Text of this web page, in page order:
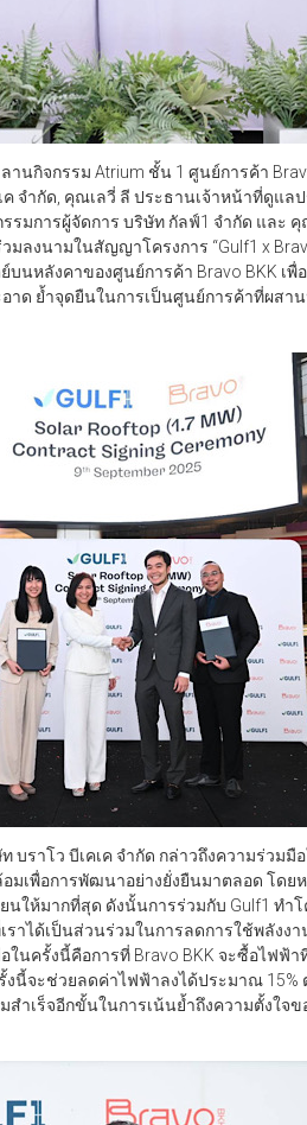
นกิจกรรม Atrium ชั้น 1 ศูนย์การค้า
จำกัด, คุณเลวี่ ลี ประธานเจ้าหน้าที่ดูแ
รรมการผู้จัดการ บริษัท กัลฟ์1 จำกัด และ
ลงนามในสัญญาโครงการ “Gulf1 x
นหลังคาของศูนย์การค้า Bravo BKK เ
าด ย้ำจุดยืนในการเป็นศูนย์การค้าที่ผส
ราโว บีเคเค จำกัด กล่าวถึงความร่วมมือ
เพื่อการพัฒนาอย่างยั่งยืนมาตลอด โดยห
ให้มากที่สุด ดังนั้นการร่วมกับ Gulf1 ทำ
าได้เป็นส่วนร่วมในการลดการใช้พลังง
นครั้งนี้คือการที่ Bravo BKK จะซื้อไฟฟ้า
งนี้จะช่วยลดค่าไฟฟ้าลงได้ประมาณ
ำเร็จอีกขั้นในการเน้นย้ำถึงความตั้งใจ